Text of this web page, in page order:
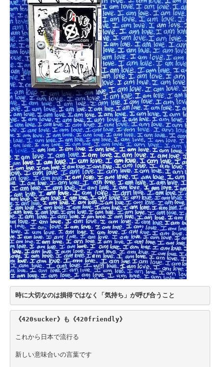
時に大切なのは損得ではなく「気持ち」が呼び合うこと
《420sucker》も《420friendly》
これから日本で流行る
新しい意味合いの言葉です